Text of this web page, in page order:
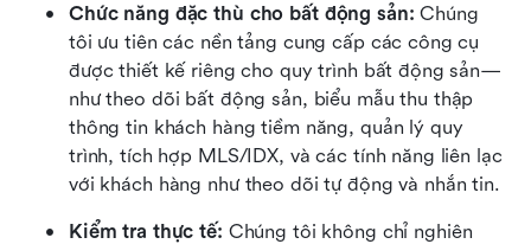
Chức năng đặc thù cho bất động sản: Chúng
tôi ưu tiên các nền tảng cung cấp các công cụ
được thiết kế riêng cho quy trình bất động sản—
như theo dõi bất động sản, biểu mẫu thu thập
thông tin khách hàng tiềm năng, quản lý quy
trình, tích hợp MLS/IDX, và các tính năng liên lạc
với khách hàng như theo dõi tự động và nhắn tin.
Kiểm tra thực tế: Chúng tôi không chỉ nghiên